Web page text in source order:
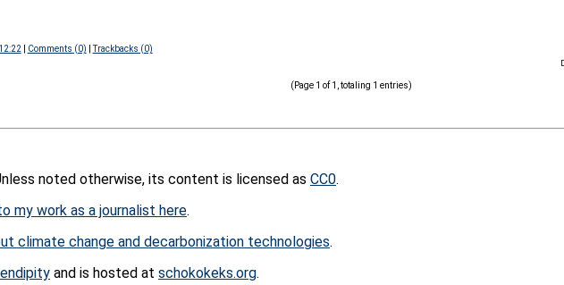
12:22 Comments (0) |Trackbacks (0)
(Page 1 of 1, totaling 1 entries)
noted otherwise, its content is licensed as CC0.
my work as a journalist here.
climate change and decarbonization technologies.
and is hosted at schokokeks.org.